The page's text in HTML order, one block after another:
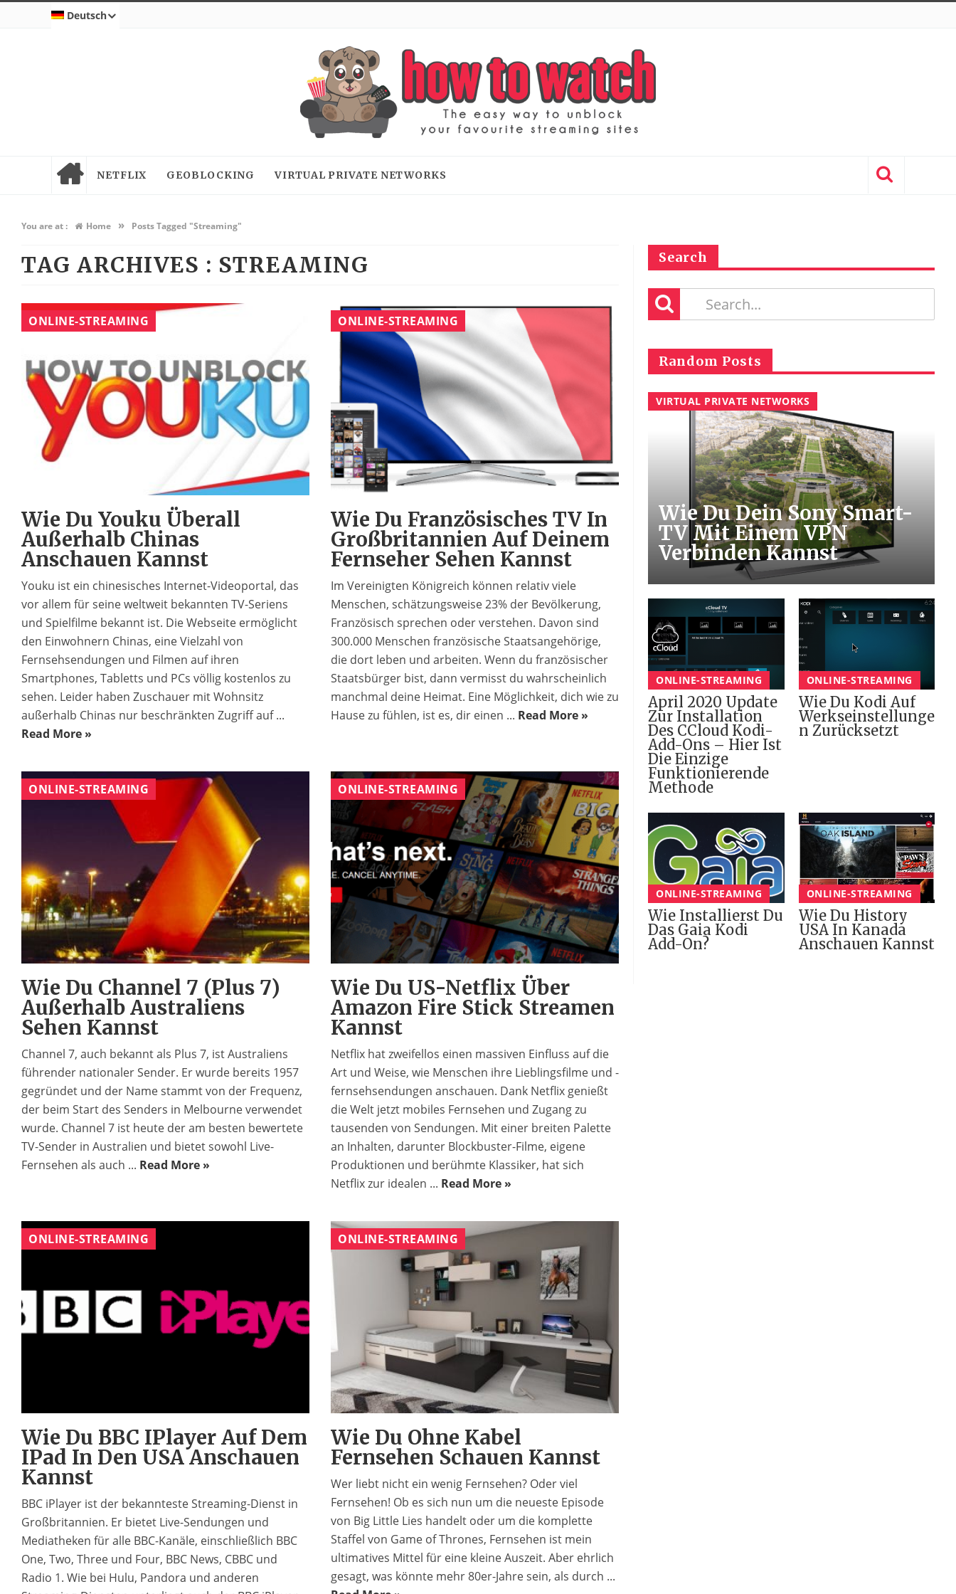
Deutsch
NETFLIX GEOBLOCKING VIRTUAL PRIVATE NETWORKS
You are at : Home » Posts Tagged "Streaming"
TAG ARCHIVES : STREAMING
ONLINE-STREAMING
Wie Du Youku Überall
Außerhalb Chinas
Anschauen Kannst
Youku ist ein chinesisches Internet-Videoportal, das
vor allem für seine weltweit bekannten TV-Seriens
und Spielfilme bekannt ist. Die Webseite ermöglicht
den Einwohnern Chinas, eine Vielzahl von
Fernsehsendungen und Filmen auf ihren
Smartphones, Tabletts und PCs völlig kostenlos zu
sehen. Leider haben Zuschauer mit Wohnsitz
außerhalb Chinas nur beschränkten Zugriff auf ...
Read More »
ONLINE-STREAMING
Wie Du Französisches TV In
Großbritannien Auf Deinem
Fernseher Sehen Kannst
Im Vereinigten Königreich können relativ viele
Menschen, schätzungsweise 23% der Bevölkerung,
Französisch sprechen oder verstehen. Davon sind
300.000 Menschen französische Staatsangehörige,
die dort leben und arbeiten. Wenn du französischer
Staatsbürger bist, dann vermisst du wahrscheinlich
manchmal deine Heimat. Eine Möglichkeit, dich wie zu
Hause zu fühlen, ist es, dir einen ... Read More »
ONLINE-STREAMING
Wie Du Channel 7 (Plus 7)
Außerhalb Australiens
Sehen Kannst
Channel 7, auch bekannt als Plus 7, ist Australiens
führender nationaler Sender. Er wurde bereits 1957
gegründet und der Name stammt von der Frequenz,
der beim Start des Senders in Melbourne verwendet
wurde. Channel 7 ist heute der am besten bewertete
TV-Sender in Australien und bietet sowohl Live-
Fernsehen als auch ... Read More »
ONLINE-STREAMING
Wie Du US-Netflix Über
Amazon Fire Stick Streamen
Kannst
Netflix hat zweifellos einen massiven Einfluss auf die
Art und Weise, wie Menschen ihre Lieblingsfilme und -
fernsehsendungen anschauen. Dank Netflix genießt
die Welt jetzt mobiles Fernsehen und Zugang zu
tausenden von Sendungen. Mit einer breiten Palette
an Inhalten, darunter Blockbuster-Filme, eigene
Produktionen und berühmte Klassiker, hat sich
Netflix zur idealen ... Read More »
ONLINE-STREAMING
Wie Du BBC IPlayer Auf Dem
IPad In Den USA Anschauen
Kannst
BBC iPlayer ist der bekannteste Streaming-Dienst in
Großbritannien. Er bietet Live-Sendungen und
Mediatheken für alle BBC-Kanäle, einschließlich BBC
One, Two, Three und Four, BBC News, CBBC und
Radio 1. Wie bei Hulu, Pandora und anderen
ONLINE-STREAMING
Wie Du Ohne Kabel
Fernsehen Schauen Kannst
Wer liebt nicht ein wenig Fernsehen? Oder viel
Fernsehen! Ob es sich nun um die neueste Episode
von Big Little Lies handelt oder um die komplette
Staffel von Game of Thrones, Fernsehen ist mein
ultimatives Mittel für eine kleine Auszeit. Aber ehrlich
gesagt, was könnte mehr 80er-Jahre sein, als durch ...
Search
Random Posts
VIRTUAL PRIVATE NETWORKS
Wie Du Dein Sony Smart-
TV Mit Einem VPN
Verbinden Kannst
ONLINE-STREAMING
April 2020 Update
Zur Installation
Des CCloud Kodi-
Add-Ons – Hier Ist
Die Einzige
Funktionierende
Methode
ONLINE-STREAMING
Wie Du Kodi Auf
Werkseinstellunge
N Zurücksetzt
ONLINE-STREAMING
Wie Installierst Du
Das Gaia Kodi
Add-On?
ONLINE-STREAMING
Wie Du History
USA In Kanada
Anschauen Kannst